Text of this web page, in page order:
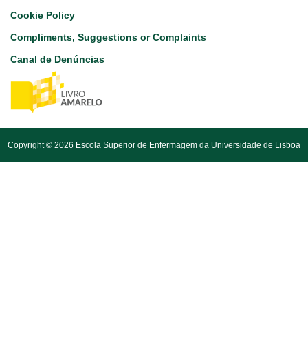
Cookie Policy
Compliments, Suggestions or Complaints
Canal de Denúncias
Copyright © 2026 Escola Superior de Enfermagem da Universidade de Lisboa